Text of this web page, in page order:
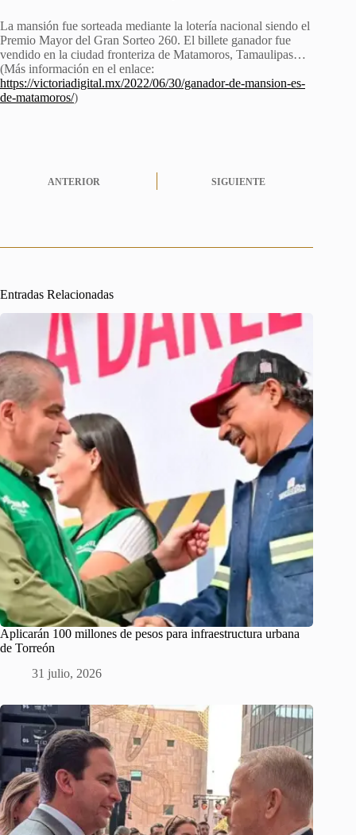
La mansión fue sorteada mediante la lotería nacional siendo el
Premio Mayor del Gran Sorteo 260. El billete ganador fue
vendido en la ciudad fronteriza de Matamoros, Tamaulipas…
(Más información en el enlace:
https://victoriadigital.mx/2022/06/30/ganador-de-mansion-es-
de-matamoros/)
ANTERIOR SIGUIENTE
Entradas Relacionadas
Aplicarán 100 millones de pesos para infraestructura urbana
de Torreón
31 julio, 2026